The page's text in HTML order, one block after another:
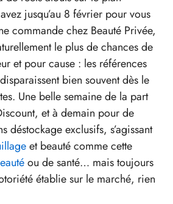
jusqu’au 8 février pour vous
commande chez Beauté Privée,
le plus de chances de
et pour cause : les références
bien souvent dès le
Une belle semaine de la part
et à demain pour de
déstockage exclusifs, s’agissant
et beauté comme cette
ou de santé… mais toujours
établie sur le marché, rien